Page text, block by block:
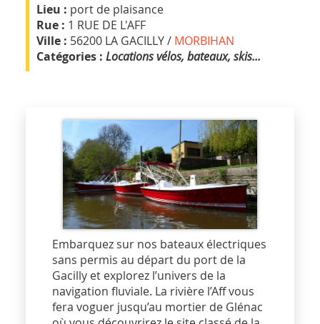
Lieu : port de plaisance
Rue : 1 RUE DE L'AFF
Ville : 56200 LA GACILLY / MORBIHAN
Catégories : Locations vélos, bateaux, skis...
Embarquez sur nos bateaux électriques
sans permis au départ du port de la
Gacilly et explorez l’univers de la
navigation fluviale. La rivière l’Aff vous
fera voguer jusqu’au mortier de Glénac